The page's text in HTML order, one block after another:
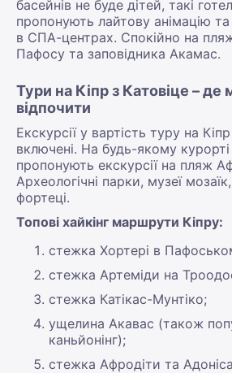
басейнів не буде дітей, такі
пропонують лайтову анімацію
в СПА-центрах. Спокійно на
Пафосу та заповідника Акамас.
Тури на Кіпр з Катовіце –
відпочити
Екскурсії у вартість туру на
включені. На будь-якому курорті
пропонують екскурсії на пляж
Археологічні парки, музеї
фортеці.
Топові хайкінг маршрути Кіпру:
стежка Хортері в
стежка Артеміди на
стежка Катікас-Мунтіко;
ущелина Акавас (також
каньйонінг);
стежка Афродіти та